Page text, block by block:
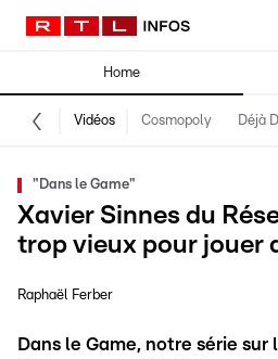
Home
Vidéos Cosmopoly Déjà
"Dans le Game"
Xavier Sinnes du
trop vieux pour jouer
Raphaël Ferber
Dans le Game, notre série